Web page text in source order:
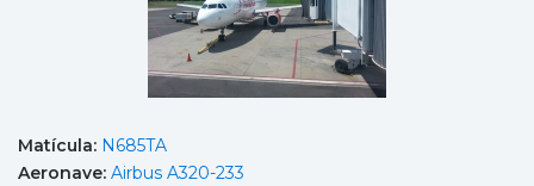
Matícula: N685TA
Aeronave: Airbus A320-233